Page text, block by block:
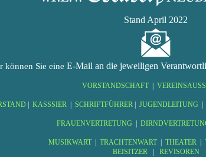
Stand April 2022
können Sie eine E-Mail an die jeweiligen
VORSTANDSCHAFT
KASSSIER SCHRIFTFÜHRER JUGENDLEITUNG
FRAUENVERTRETUNG
MUSIKWART| TRACHTENWART| THEATER|
BEISITZER| REVISOREN